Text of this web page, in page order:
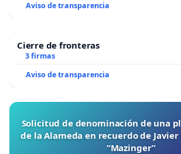
Aviso de transparencia
Cierre de fronteras
3 firmas
Aviso de transparencia
Solicitud de denominación de una
de la Alameda en recuerdo de
“Mazinger”